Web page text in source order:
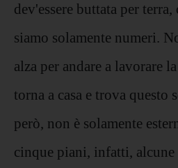
dev'essere buttata per
siamo solamente numeri.
alza per andare a lavorare
torna a casa e trova questo
però, non è solamente
cinque piani, infatti, alcune